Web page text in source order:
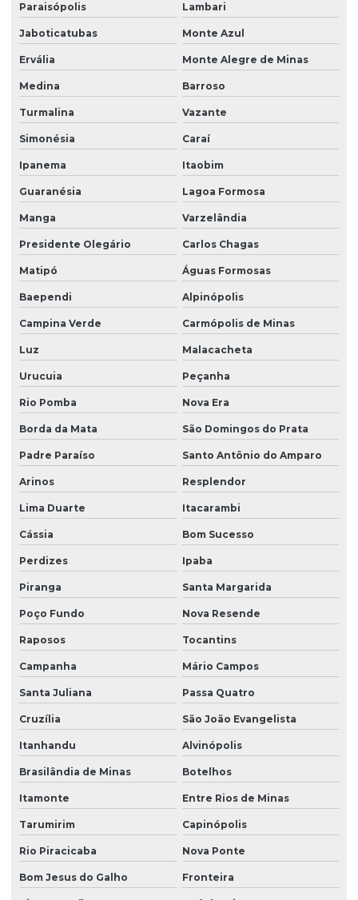
Paraisópolis Lambari
Jaboticatubas Monte Azul
Ervália Monte Alegre de Minas
Medina Barroso
Turmalina Vazante
Simonésia Caraí
Ipanema Itaobim
Guaranésia Lagoa Formosa
Manga Varzelândia
Presidente Olegário Carlos Chagas
Matipó Águas Formosas
Baependi Alpinópolis
Campina Verde Carmópolis de Minas
Luz Malacacheta
Urucuia Peçanha
Rio Pomba Nova Era
Borda da Mata São Domingos do Prata
Padre Paraíso Santo Antônio do Amparo
Arinos Resplendor
Lima Duarte Itacarambi
Cássia Bom Sucesso
Perdizes Ipaba
Piranga Santa Margarida
Poço Fundo Nova Resende
Raposos Tocantins
Campanha Mário Campos
Santa Juliana Passa Quatro
Cruzília São João Evangelista
Itanhandu Alvinópolis
Brasilândia de Minas Botelhos
Itamonte Entre Rios de Minas
Tarumirim Capinópolis
Rio Piracicaba Nova Ponte
Bom Jesus do Galho Fronteira